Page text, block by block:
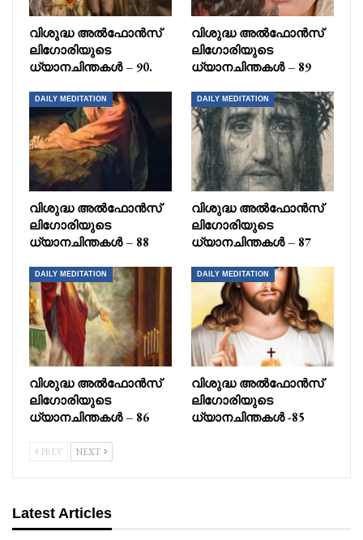
വിശുദ്ധ അൽഫോൻസ്
ലിഗോരിയുടെ
ധ്യാനചിന്തകൾ – 90.
വിശുദ്ധ അൽഫോൻസ്
ലിഗോരിയുടെ
ധ്യാനചിന്തകൾ – 89
DAILY MEDITATION
വിശുദ്ധ അൽഫോൻസ്
ലിഗോരിയുടെ
ധ്യാനചിന്തകൾ – 88
DAILY MEDITATION
വിശുദ്ധ അൽഫോൻസ്
ലിഗോരിയുടെ
ധ്യാനചിന്തകൾ – 87
DAILY MEDITATION
വിശുദ്ധ അൽഫോൻസ്
ലിഗോരിയുടെ
ധ്യാനചിന്തകൾ – 86
DAILY MEDITATION
വിശുദ്ധ അൽഫോൻസ്
ലിഗോരിയുടെ
ധ്യാനചിന്തകൾ -85
PREV NEXT
Latest Articles